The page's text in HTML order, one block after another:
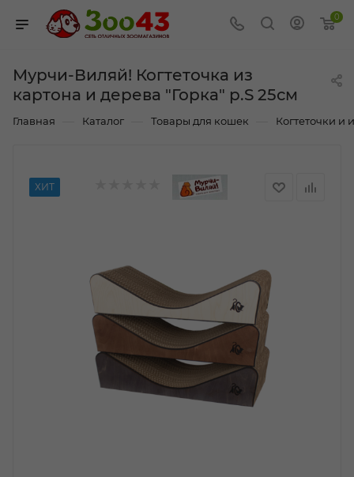
0
Мурчи-Виляй! Когтеточка из
картона и дерева "Горка" р.S 25см
Главная Каталог Товары для кошек Когтеточки и
ХИТ